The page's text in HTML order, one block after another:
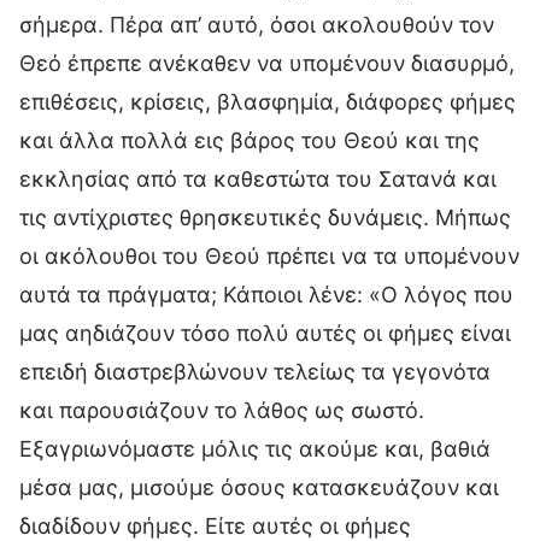
σήμερα. Πέρα απ’ αυτό, όσοι ακολουθούν τον
Θεό έπρεπε ανέκαθεν να υπομένουν διασυρμό,
επιθέσεις, κρίσεις, βλασφημία, διάφορες φήμες
και άλλα πολλά εις βάρος του Θεού και της
εκκλησίας από τα καθεστώτα του Σατανά και
τις αντίχριστες θρησκευτικές δυνάμεις. Μήπως
οι ακόλουθοι του Θεού πρέπει να τα υπομένουν
αυτά τα πράγματα; Κάποιοι λένε: «Ο λόγος που
μας αηδιάζουν τόσο πολύ αυτές οι φήμες είναι
επειδή διαστρεβλώνουν τελείως τα γεγονότα
και παρουσιάζουν το λάθος ως σωστό.
Εξαγριωνόμαστε μόλις τις ακούμε και, βαθιά
μέσα μας, μισούμε όσους κατασκευάζουν και
διαδίδουν φήμες. Είτε αυτές οι φήμες